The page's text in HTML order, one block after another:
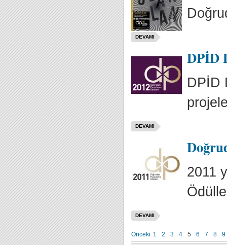
DEVAMI
DPİD
DPİD
DEVAMI
2011
DEVAMI
Önceki 1 2 3 4 5 6 7 8 9